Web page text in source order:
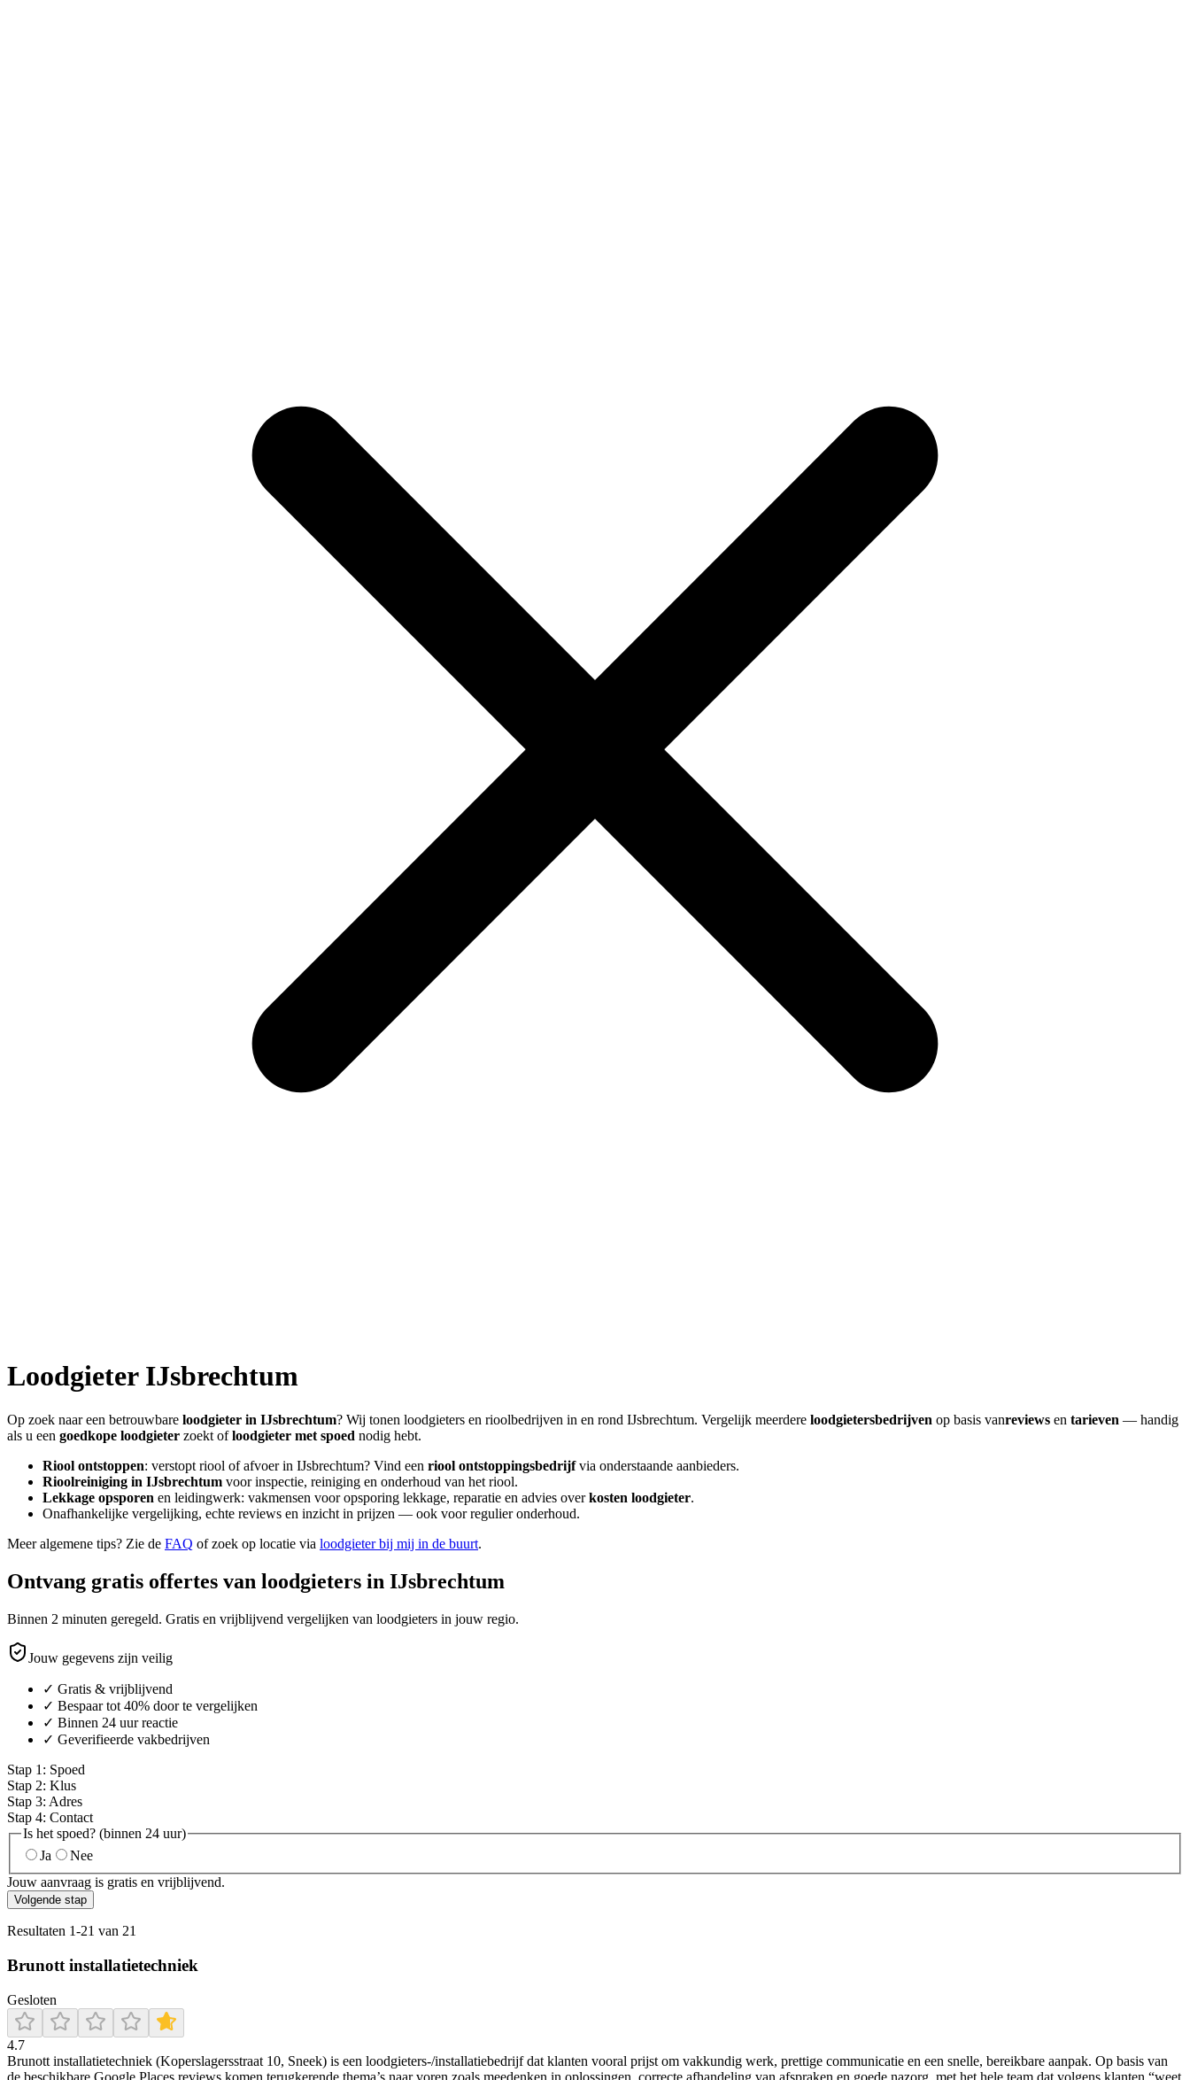
Loodgieter IJsbrechtum
Op zoek naar een betrouwbare loodgieter in IJsbrechtum? Wij tonen loodgieters en rioolbedrijven in en rond IJsbrechtum. Vergelijk meerdere loodgietersbedrijven op basis vanreviews en tarieven — handig
als u een goedkope loodgieter zoekt ofloodgieter met spoed nodig hebt.
Riool ontstoppen: verstopt riool of afvoer in IJsbrechtum? Vind een riool ontstoppingsbedrijfvia onderstaande aanbieders.
Rioolreiniging in IJsbrechtum voor inspectie, reiniging en onderhoud van het riool.
Lekkage opsporen en leidingwerk: vakmensen voor opsporing lekkage, reparatie en advies overkosten loodgieter.
Onafhankelijke vergelijking, echte reviews en inzicht in prijzen — ook voor regulier onderhoud.
Meer algemene tips? Zie de FAQ of zoek op locatie via loodgieter bij mij in de buurt.
Ontvang gratis offertes van loodgieters in IJsbrechtum
Binnen 2 minuten geregeld. Gratis en vrijblijvend vergelijken van loodgieters in jouw regio.
Jouw gegevens zijn veilig
✓ Gratis & vrijblijvend
✓ Bespaar tot 40% door te vergelijken
✓ Binnen 24 uur reactie
✓ Geverifieerde vakbedrijven
Stap 1 : Spoed
Stap 2: Klus
Stap 3: Adres
Stap 4: Contact
Is het spoed? (binnen 24 uur)
Ja
Nee
Jouw aanvraag is gratis en vrijblijvend.
Volgende stap
Resultaten 1-21 van 21
Brunott installatietechniek
Gesloten
4.7
Brunott installatietechniek (Koperslagersstraat 10, Sneek) is een loodgieters-/installatiebedrijf dat klanten vooral prijst om vakkundig werk, prettige communicatie en een snelle, bereikbare aanpak. Op basis van
de beschikbare Google Places reviews komen terugkerende thema’s naar voren zoals meedenken in oplossingen, correcte afhandeling van afspraken en goede nazorg, met het hele team dat volgens klanten “weet